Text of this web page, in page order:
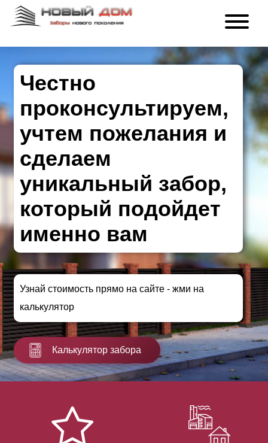
Честно
проконсультируем,
учтем пожелания и
сделаем
уникальный забор,
который подойдет
именно вам
Узнай стоимость прямо на сайте - жми на
калькулятор
Калькулятор забора